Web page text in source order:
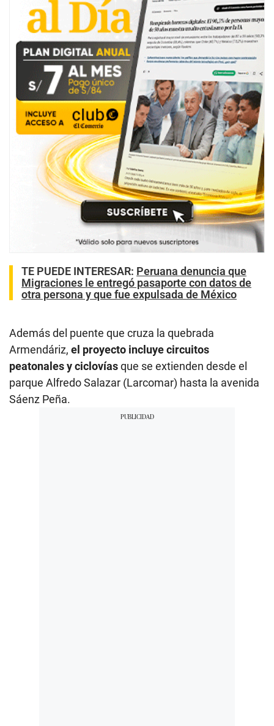
TE PUEDE INTERESAR: Peruana denuncia que
Migraciones le entregó pasaporte con datos de
otra persona y que fue expulsada de México
Además del puente que cruza la quebrada
Armendáriz, el proyecto incluye circuitos
peatonales y ciclovíasque se extienden desde el
parque Alfredo Salazar (Larcomar) hasta la avenida
Sáenz Peña.